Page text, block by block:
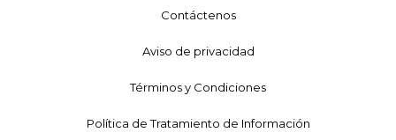
Contáctenos
Aviso de privacidad
Términos y Condiciones
Política de Tratamiento de Información